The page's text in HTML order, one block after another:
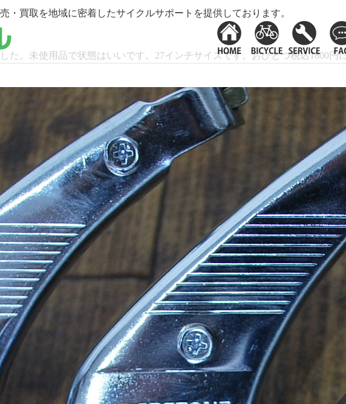
買取を地域に密着したサイクルサポートを提供しております。
。未使用品で状態はいいです。27インチサイズです。おひとつ税込1800円